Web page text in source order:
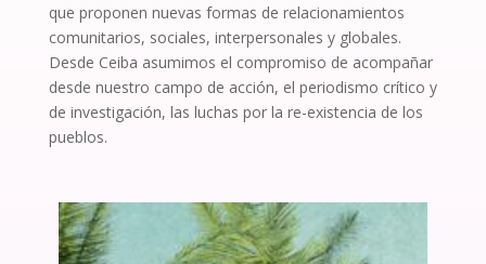
que proponen nuevas formas de relacionamientos
comunitarios, sociales, interpersonales y globales.
Desde Ceiba asumimos el compromiso de acompañar
desde nuestro campo de acción, el periodismo crítico y
de investigación, las luchas por la re-existencia de los
pueblos.